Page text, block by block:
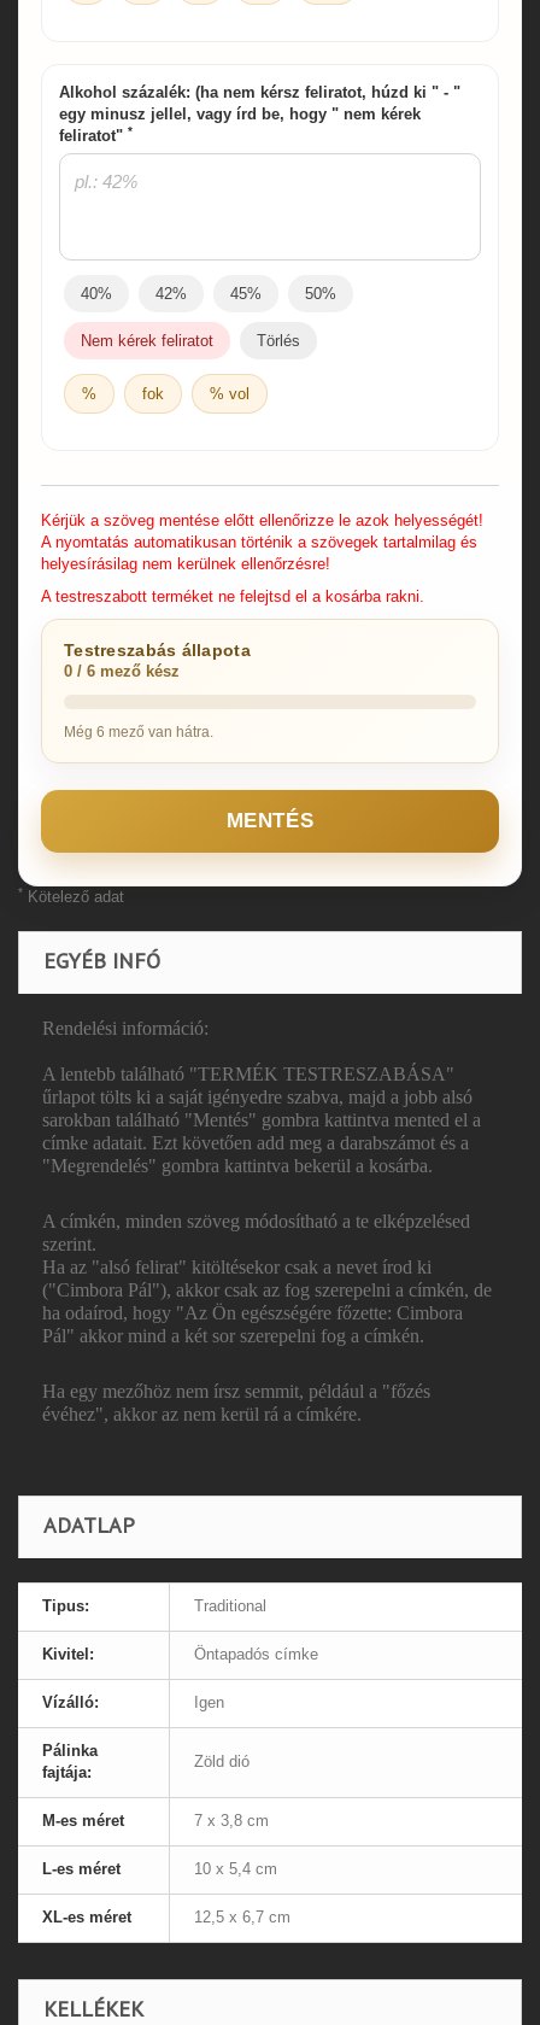
Alkohol százalék: (ha nem kérsz feliratot, húzd ki " - "
egy minusz jellel, vagy írd be, hogy " nem kérek
feliratot" *
40% 42% 45% 50%
Nem kérek feliratot Törlés
% fok % vol
Kérjük a szöveg mentése előtt ellenőrizze le azok helyességét!
A nyomtatás automatikusan történik a szövegek tartalmilag és
helyesírásilag nem kerülnek ellenőrzésre!
A testreszabott terméket ne felejtsd el a kosárba rakni.
Testreszabás állapota
0 / 6 mező kész
Még 6 mező van hátra.
MENTÉS
* Kötelező adat
EGYÉB INFÓ
Rendelési információ:
A lentebb található "TERMÉK TESTRESZABÁSA"
űrlapot tölts ki a saját igényedre szabva, majd a jobb alsó
sarokban található "Mentés" gombra kattintva mented el a
címke adatait. Ezt követően add meg a darabszámot és a
"Megrendelés" gombra kattintva bekerül a kosárba.
A címkén, minden szöveg módosítható a te elképzelésed
szerint.
Ha az "alsó felirat" kitöltésekor csak a nevet írod ki
("Cimbora Pál"), akkor csak az fog szerepelni a címkén, de
ha odaírod, hogy "Az Ön egészségére főzette: Cimbora
Pál" akkor mind a két sor szerepelni fog a címkén.
Ha egy mezőhöz nem írsz semmit, például a "főzés
évéhez", akkor az nem kerül rá a címkére.
ADATLAP
Tipus: Traditional
Kivitel: Öntapadós címke
Vízálló: Igen
Pálinka
fajtája:
Zöld dió
M-es méret 7 x 3,8 cm
L-es méret 10 x 5,4 cm
XL-es méret 12,5 x 6,7 cm
KELLÉKEK